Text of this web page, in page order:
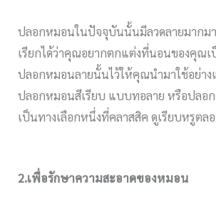
ปลอกหมอนในปัจจุบันนั้นมีลวดลายมากมา
เรียกได้ว่าคุณอยากตกแต่งที่นอนของคุณ
ปลอกหมอนลายนั้นไว้ให้คุณนำมาใช้อย่า
ปลอกหมอนสีเรียบ แบบทอลาย หรือปลอ
เป็นทางเลือกหนึ่งที่คลาสสิค ดูเรียบหรูตล
2.เพื่อรักษาความสะอาดของหมอน